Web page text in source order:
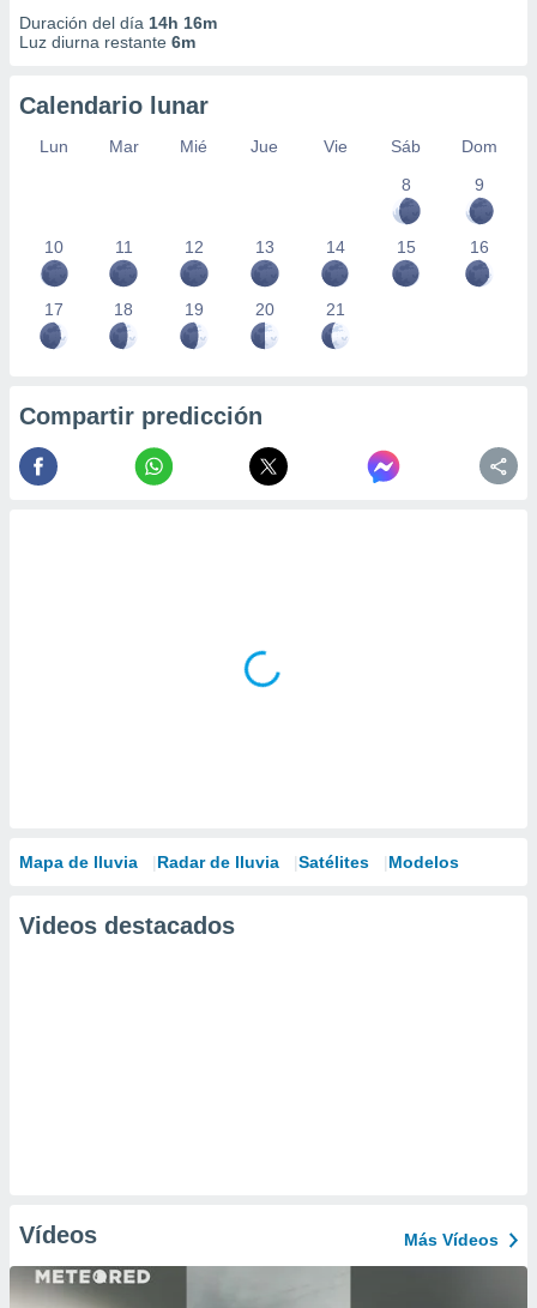
Duración del día 14h 16m
Luz diurna restante 6m
Calendario lunar
Lun Mar Mié Jue Vie Sáb
Dom
8
9
10 11 12 13 14 15 16
17 18 19 20 21
Compartir predicción
Mapa de lluvia Radar de lluvia Satélites Modelos
Videos destacados
Vídeos Más Vídeos